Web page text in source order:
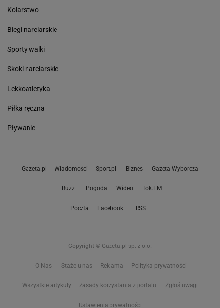
Kolarstwo
Biegi narciarskie
Sporty walki
Skoki narciarskie
Lekkoatletyka
Piłka ręczna
Pływanie
Gazeta.pl Wiadomości Sport.pl Biznes Gazeta Wyborcza
Buzz Pogoda Wideo Tok.FM
Poczta Facebook RSS
Copyright © Gazeta.pl sp. z o.o.
O Nas Staże u nas Reklama Polityka prywatności
Wszystkie artykuły Zasady korzystania z portalu Zgłoś uwagi
Ustawienia prywatności